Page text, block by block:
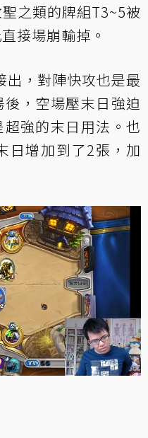
之類的牌組T3~5被
接場崩輸掉。
，對陣快攻也是最
，空場壓末日強迫
強的末日用法。也
日增加到了2張，加